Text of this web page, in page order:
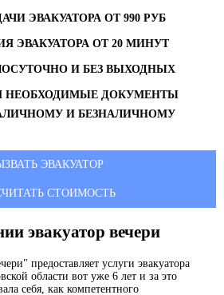
ЭВАКУАТОРА ОТ 990 РУБ
ЭВАКУАТОРА ОТ 20 МИНУТ
И БЕЗ ВЫХОДНЫХ
НЕОБХОДИМЫЕ ДОКУМЕНТЫ
И БЕЗНАЛИЧНОМУ
ЭВАКУАТОР
СТОИМОСТЬ
эвакуатор вечери
предоставляет услуги эвакуатора
области вот уже 6 лет и за это
себя, как компетентного